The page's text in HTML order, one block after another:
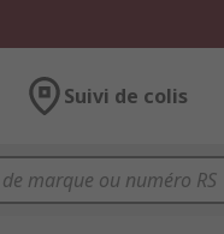
Suivi de colis